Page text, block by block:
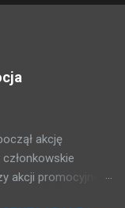
akcję
akcji promocyjnej,